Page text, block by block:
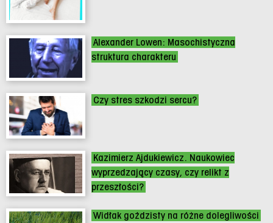
Alexander Lowen: Masochistyczna
struktura charakteru
Czy stres szkodzi sercu?
Kazimierz Ajdukiewicz. Naukowiec
wyprzedzający czasy, czy relikt z
przeszłości?
Widłak goździsty na różne dolegliwości